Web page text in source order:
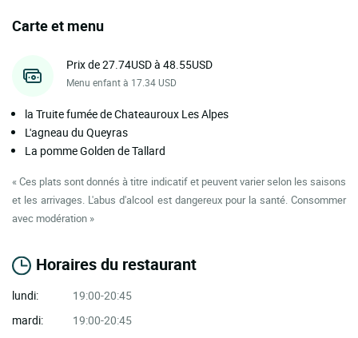
Carte et menu
Prix de 27.74USD à 48.55USD
Menu enfant à 17.34 USD
la Truite fumée de Chateauroux Les Alpes
L'agneau du Queyras
La pomme Golden de Tallard
« Ces plats sont donnés à titre indicatif et peuvent varier selon les saisons
et les arrivages. L'abus d'alcool est dangereux pour la santé. Consommer
avec modération »
Horaires du restaurant
lundi:
19:00-20:45
mardi:
19:00-20:45